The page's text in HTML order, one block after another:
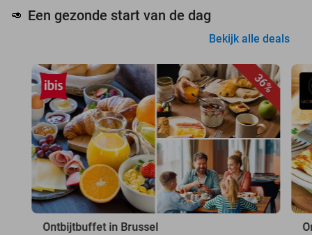
🥑 Een gezonde start van de dag
Bekijk alle deals
36%
Ontbijtbuffet in Brussel